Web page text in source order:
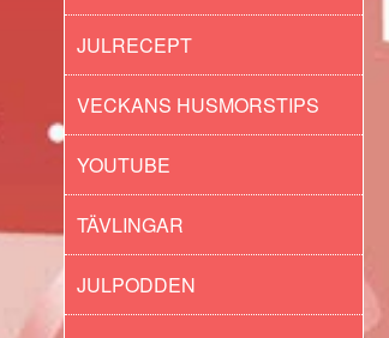
JULRECEPT
VECKANS HUSMORSTIPS
YOUTUBE
TÄVLINGAR
JULPODDEN